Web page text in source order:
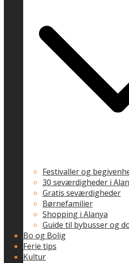
Festivaller og
30 seværdigheder i
Gratis seværdigheder
Børnefamilier
Shopping i Alanya
Guide til bybusser og
Bo og Bolig
Ferie tips
Kultur